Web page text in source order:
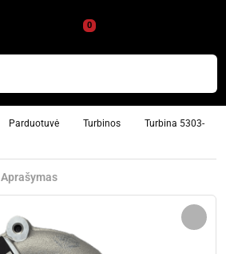
0
Parduotuvė Turbinos
Turbina 5303-
Aprašymas